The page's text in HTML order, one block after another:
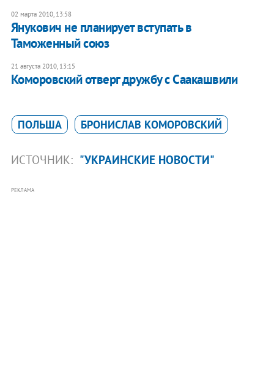
02 марта 2010, 13:58
Янукович не планирует вступать в
Таможенный союз
21 августа 2010, 13:15
Коморовский отверг дружбу с Саакашвили
ПОЛЬША БРОНИСЛАВ КОМОРОВСКИЙ
ИСТОЧНИК: "УКРАИНСКИЕ НОВОСТИ"
РЕКЛАМА